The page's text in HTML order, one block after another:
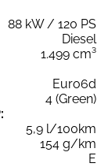
88 kW / 120 PS
Diesel
1.499 cm³
Euro6d
4 (Green)
5,9 l/100km
154 g/km
E